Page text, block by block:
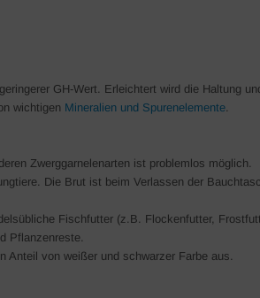
GH-Wert. Erleichtert wird die Haltung
wichtigen Mineralien und Spurenelemente.
Zwerggarnelenarten ist problemlos möglich.
Die Brut ist beim Verlassen der
Fischfutter (z.B. Flockenfutter,
Pflanzenreste.
von weißer und schwarzer Farbe aus.